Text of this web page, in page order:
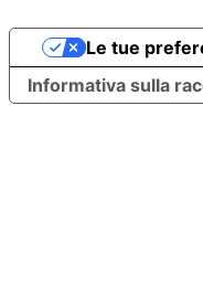
Informativa sulla
Le tue